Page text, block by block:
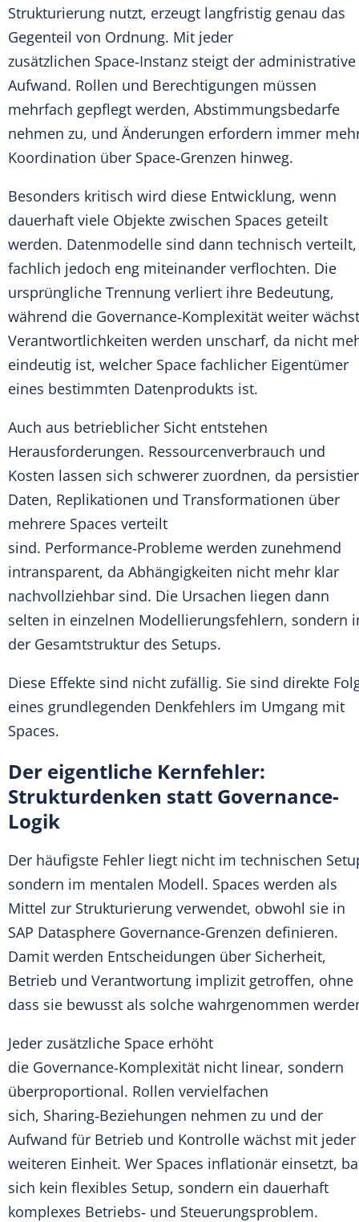
Strukturierung nutzt, erzeugt langfristig genau das
Gegenteil von Ordnung. Mit jeder
zusätzlichen Space‑Instanz steigt der administrative
Aufwand. Rollen und Berechtigungen müssen
mehrfach gepflegt werden, Abstimmungsbedarfe
nehmen zu, und Änderungen erfordern immer
Koordination über Space‑Grenzen hinweg.
Besonders kritisch wird diese Entwicklung, wenn
dauerhaft viele Objekte zwischen Spaces geteilt
werden. Datenmodelle sind dann technisch verteilt,
fachlich jedoch eng miteinander verflochten. Die
ursprüngliche Trennung verliert ihre Bedeutung,
während die Governance‑Komplexität weiter
Verantwortlichkeiten werden unscharf, da nicht
eindeutig ist, welcher Space fachlicher Eigentümer
eines bestimmten Datenprodukts ist.
Auch aus betrieblicher Sicht entstehen
Herausforderungen. Ressourcenverbrauch und
Kosten lassen sich schwerer zuordnen, da
Daten, Replikationen und Transformationen über
mehrere Spaces verteilt
sind. Performance‑Probleme werden zunehmend
intransparent, da Abhängigkeiten nicht mehr klar
nachvollziehbar sind. Die Ursachen liegen dann
selten in einzelnen Modellierungsfehlern, sondern
der Gesamtstruktur des Setups.
Diese Effekte sind nicht zufällig. Sie sind direkte
eines grundlegenden Denkfehlers im Umgang mit
Spaces.
Der eigentliche Kernfehler:
Strukturdenken statt Governance-
Logik
Der häufigste Fehler liegt nicht im technischen
sondern im mentalen Modell. Spaces werden als
Mittel zur Strukturierung verwendet, obwohl sie in
SAP Datasphere Governance‑Grenzen definieren.
Damit werden Entscheidungen über Sicherheit,
Betrieb und Verantwortung implizit getroffen, ohne
dass sie bewusst als solche wahrgenommen
Jeder zusätzliche Space erhöht
die Governance‑Komplexität nicht linear, sondern
überproportional. Rollen vervielfachen
sich, Sharing‑Beziehungen nehmen zu und der
Aufwand für Betrieb und Kontrolle wächst mit jeder
weiteren Einheit. Wer Spaces inflationär einsetzt,
sich kein flexibles Setup, sondern ein dauerhaft
komplexes Betriebs‑ und Steuerungsproblem.